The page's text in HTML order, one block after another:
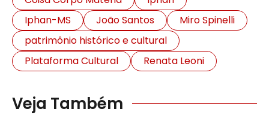
Iphan-MS
João Santos
Miro Spinelli
patrimônio histórico e cultural
Plataforma Cultural
Renata Leoni
Veja Também